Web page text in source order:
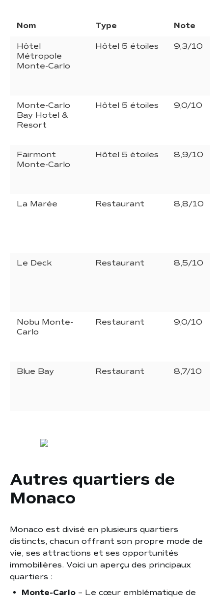
Nom Type Note
Hôtel
Métropole
Monte-Carlo
Hôtel 5 étoiles 9,3/10
Monte-Carlo
Bay Hotel &
Resort
Hôtel 5 étoiles 9,0/10
Fairmont
Monte-Carlo
Hôtel 5 étoiles 8,9/10
La Marée Restaurant 8,8/10
Le Deck Restaurant 8,5/10
Nobu Monte-
Carlo
Restaurant 9,0/10
Blue Bay Restaurant 8,7/10
Autres quartiers de
Monaco
Monaco est divisé en plusieurs quartiers
distincts, chacun offrant son propre mode de
vie, ses attractions et ses opportunités
immobilières. Voici un aperçu des principaux
quartiers :
Monte-Carlo – Le cœur emblématique de